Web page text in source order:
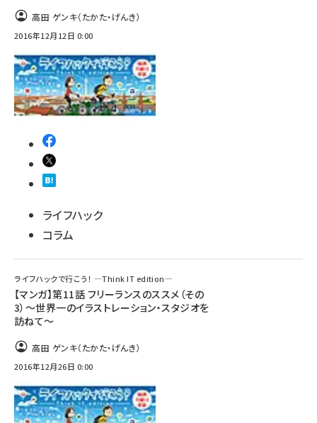
高田 ゲンキ（たかた・げんき）
2016年12月12日 0:00
ライフハック
コラム
ライフハックで行こう！ ―Think IT edition―
【マンガ】第11話 フリーランスのススメ（その
3）～世界一のイラストレーション・スタジオを
訪ねて～
高田 ゲンキ（たかた・げんき）
2016年12月26日 0:00